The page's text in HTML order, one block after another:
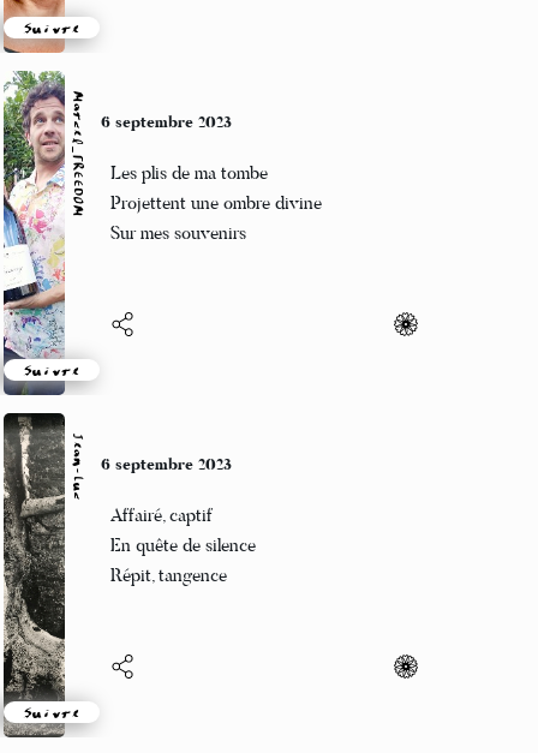
Suivre
Marcel_FREEDOM
Suivre
6 septembre 2023
Les plis de ma tombe
Projettent une ombre divine
Sur mes souvenirs
Jean-Luc
Suivre
6 septembre 2023
Affairé, captif
En quête de silence
Répit, tangence